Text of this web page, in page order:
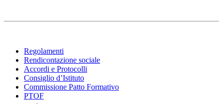
Regolamenti
Rendicontazione sociale
Accordi e Protocolli
Consiglio d’Istituto
Commissione Patto Formativo
PTOF